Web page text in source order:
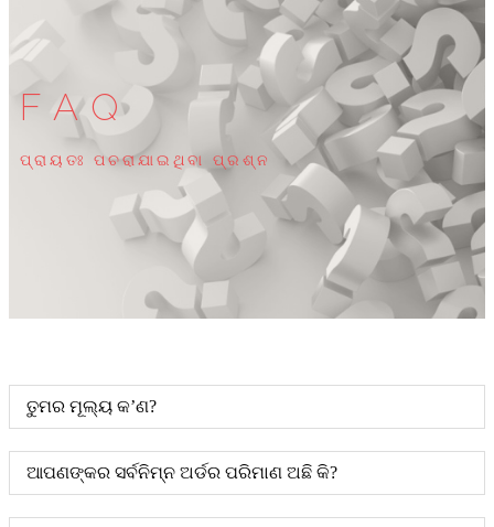
FAQ
ପ୍ରାୟତଃ ପଚରାଯାଇଥିବା ପ୍ରଶ୍ନ
ତୁମର ମୂଲ୍ୟ କ’ଣ?
ଆପଣଙ୍କର ସର୍ବନିମ୍ନ ଅର୍ଡର ପରିମାଣ ଅଛି କି?